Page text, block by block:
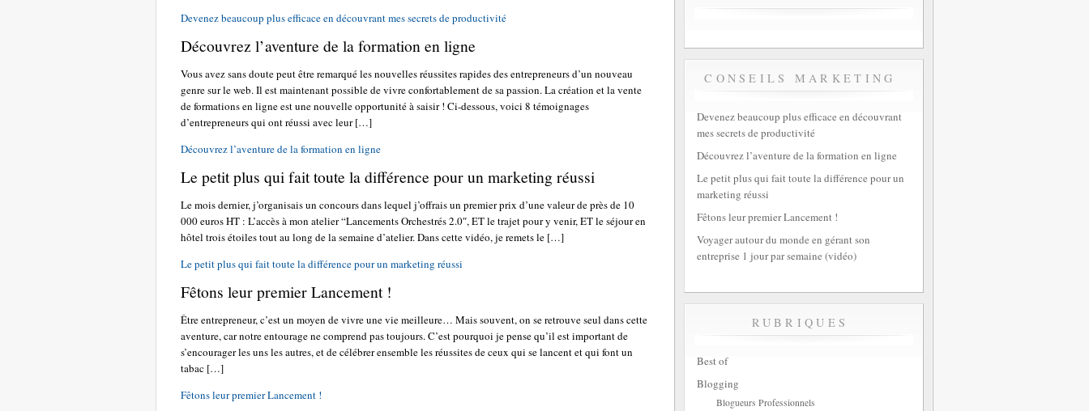
Devenez beaucoup plus efficace en découvrant mes secrets de productivité
Découvrez l’aventure de la formation en ligne
Vous avez sans doute peut être remarqué les nouvelles réussites rapides des entrepreneurs d’un nouveau
genre sur le web. Il est maintenant possible de vivre confortablement de sa passion. La création et la vente
de formations en ligne est une nouvelle opportunité à saisir ! Ci-dessous, voici 8 témoignages
d’entrepreneurs qui ont réussi avec leur […]
Découvrez l’aventure de la formation en ligne
Le petit plus qui fait toute la différence pour un marketing réussi
Le mois dernier, j’organisais un concours dans lequel j’offrais un premier prix d’une valeur de près de 10
000 euros HT : L’accès à mon atelier “Lancements Orchestrés 2.0″, ET le trajet pour y venir, ET le séjour en
hôtel trois étoiles tout au long de la semaine d’atelier. Dans cette vidéo, je remets le […]
Le petit plus qui fait toute la différence pour un marketing réussi
Fêtons leur premier Lancement !
Être entrepreneur, c’est un moyen de vivre une vie meilleure… Mais souvent, on se retrouve seul dans cette
aventure, car notre entourage ne comprend pas toujours. C’est pourquoi je pense qu’il est important de
s’encourager les uns les autres, et de célébrer ensemble les réussites de ceux qui se lancent et qui font un
tabac […]
Fêtons leur premier Lancement !
CONSEILS MARKETING
Devenez beaucoup plus efficace en découvrant
mes secrets de productivité
Découvrez l’aventure de la formation en ligne
Le petit plus qui fait toute la différence pour un
marketing réussi
Fêtons leur premier Lancement !
Voyager autour du monde en gérant son
entreprise 1 jour par semaine (vidéo)
RUBRIQUES
Best of
Blogging
Blogueurs Professionnels